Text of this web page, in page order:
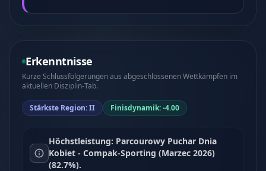
Erkenntnisse
Kurze Schlussfolgerungen aus abgeschlossenen Wettkämpfen im
aktuellen Disziplin-Tab.
Stärkste Region: II Finisdynamik: -4.00
Höchstleistung: Parcourowy Puchar Dnia
Kobiet - Compak-Sporting (Marzec 2026)
(82.7%).